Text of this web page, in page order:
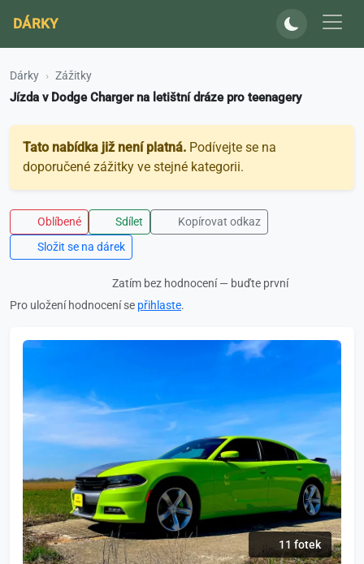
DÁRKY
Dárky Zážitky
Jízda v Dodge Charger na letištní dráze pro teenagery
Tato nabídka již není platná. Podívejte se na
doporučené zážitky ve stejné kategorii.
Oblíbené Sdílet
Kopírovat odkaz
Složit se na dárek
Zatím bez hodnocení — buďte první
Pro uložení hodnocení se přihlaste.
11 fotek